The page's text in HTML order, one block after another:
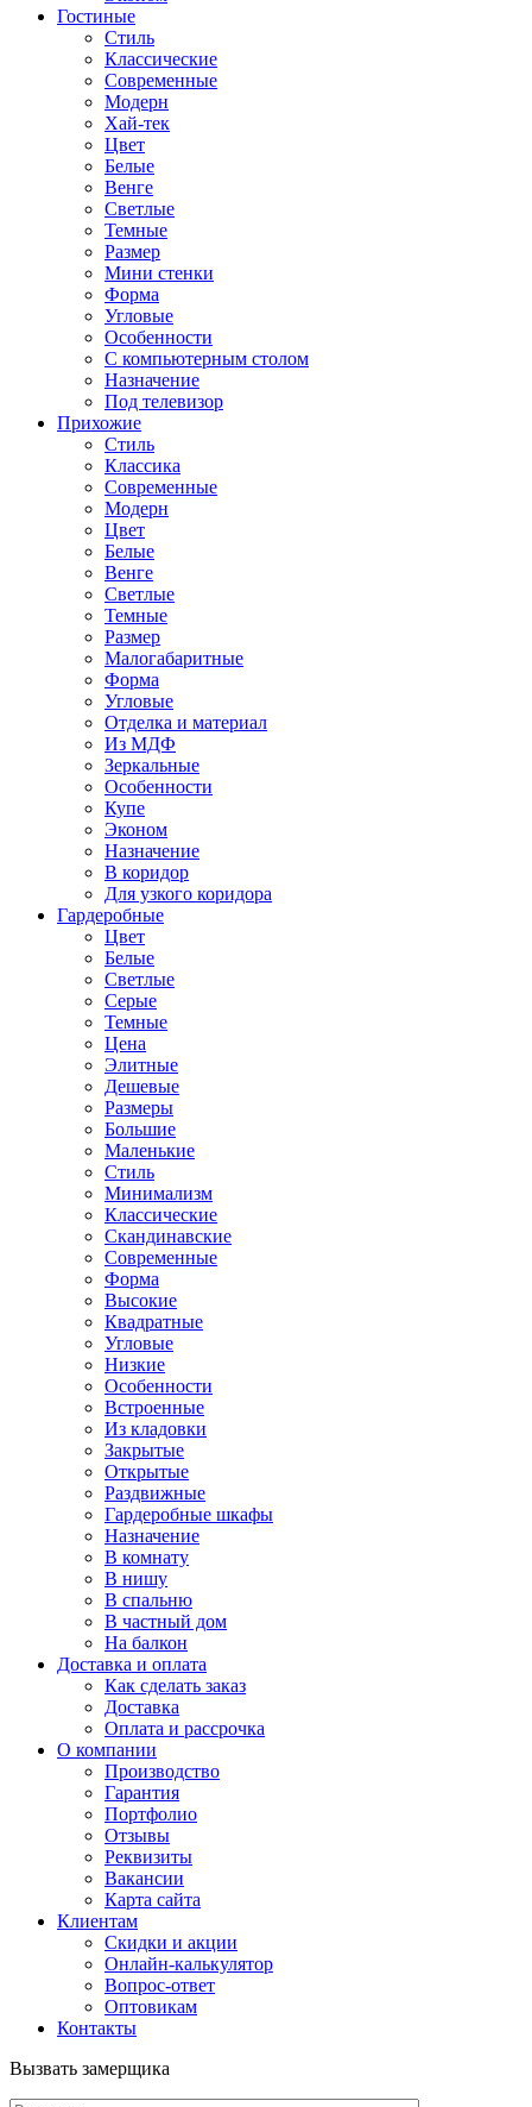
Гостиные
Стиль
Классические
Современные
Модерн
Хай-тек
Цвет
Белые
Венге
Светлые
Темные
Размер
Мини стенки
Форма
Угловые
Особенности
С компьютерным столом
Назначение
Под телевизор
Прихожие
Стиль
Классика
Современные
Модерн
Цвет
Белые
Венге
Светлые
Темные
Размер
Малогабаритные
Форма
Угловые
Отделка и материал
Из МДФ
Зеркальные
Особенности
Купе
Эконом
Назначение
В коридор
Для узкого коридора
Гардеробные
Цвет
Белые
Светлые
Серые
Темные
Цена
Элитные
Дешевые
Размеры
Большие
Маленькие
Стиль
Минимализм
Классические
Скандинавские
Современные
Форма
Высокие
Квадратные
Угловые
Низкие
Особенности
Встроенные
Из кладовки
Закрытые
Открытые
Раздвижные
Гардеробные шкафы
Назначение
В комнату
В нишу
В спальню
В частный дом
На балкон
Доставка и оплата
Как сделать заказ
Доставка
Оплата и рассрочка
О компании
Производство
Гарантия
Портфолио
Отзывы
Реквизиты
Вакансии
Карта сайта
Клиентам
Скидки и акции
Онлайн-калькулятор
Вопрос-ответ
Оптовикам
Контакты
Вызвать замерщика